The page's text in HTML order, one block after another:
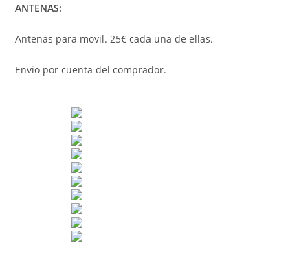
ANTENAS:
Antenas para movil. 25€ cada una de ellas.
Envio por cuenta del comprador.